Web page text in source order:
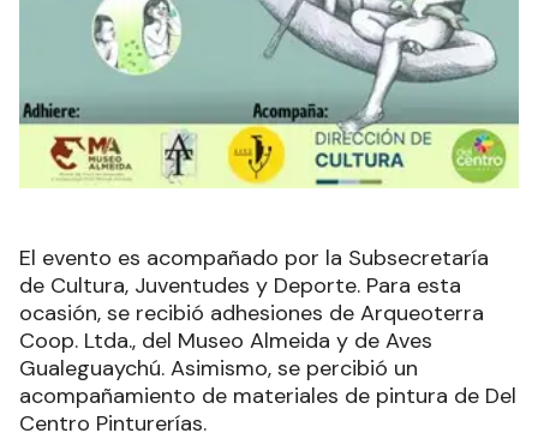
El evento es acompañado por la Subsecretaría
de Cultura, Juventudes y Deporte. Para esta
ocasión, se recibió adhesiones de Arqueoterra
Coop. Ltda., del Museo Almeida y de Aves
Gualeguaychú. Asimismo, se percibió un
acompañamiento de materiales de pintura de Del
Centro Pinturerías.